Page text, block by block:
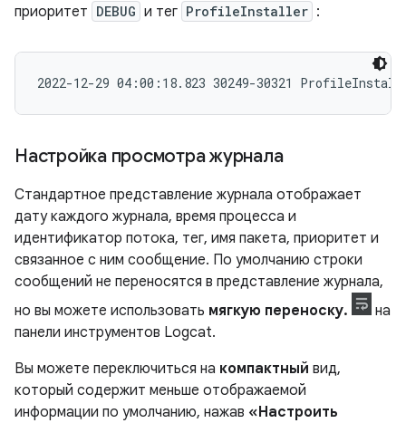
приоритет DEBUG и тег ProfileInstaller :
Настройка просмотра журнала
Стандартное представление журнала отображает
дату каждого журнала, время процесса и
идентификатор потока, тег, имя пакета, приоритет и
связанное с ним сообщение. По умолчанию строки
сообщений не переносятся в представление журнала,
но вы можете использовать мягкую переноску.
на
панели инструментов Logcat.
Вы можете переключиться на компактный вид,
который содержит меньше отображаемой
информации по умолчанию, нажав «Настроить